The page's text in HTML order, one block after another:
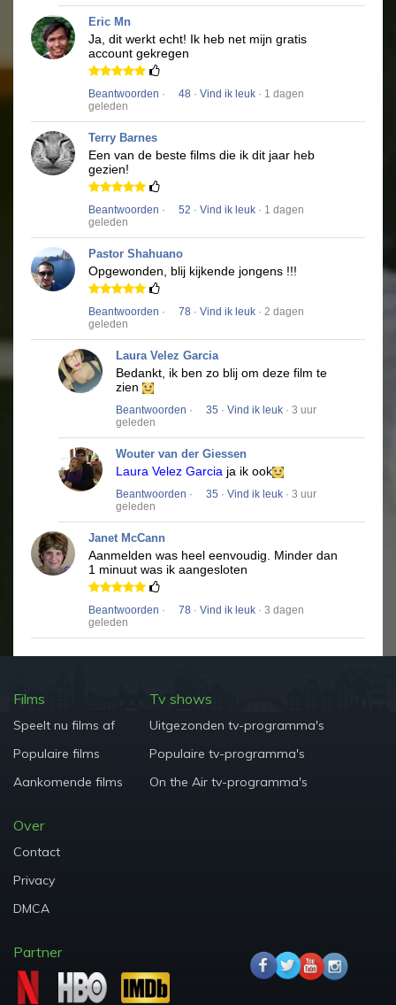
Eric Mn
Ja, dit werkt echt! Ik heb net mijn gratis
account gekregen
Beantwoorden · 48 · Vind ik leuk · 1 dagen
geleden
Terry Barnes
Een van de beste films die ik dit jaar heb
gezien!
Beantwoorden · 52 · Vind ik leuk · 1 dagen
geleden
Pastor Shahuano
Opgewonden, blij kijkende jongens !!!
Beantwoorden · 78 · Vind ik leuk · 2 dagen
geleden
Laura Velez Garcia
Bedankt, ik ben zo blij om deze film te
zien
Beantwoorden · 35 · Vind ik leuk · 3 uur
geleden
Wouter van der Giessen
Laura Velez Garcia ja ik ook
Beantwoorden · 35 · Vind ik leuk · 3 uur
geleden
Janet McCann
Aanmelden was heel eenvoudig. Minder dan
1 minuut was ik aangesloten
Beantwoorden · 78 · Vind ik leuk · 3 dagen
geleden
Films
Speelt nu films af
Populaire films
Aankomende films
Tv shows
Uitgezonden tv-programma's
Populaire tv-programma's
On the Air tv-programma's
Over
Contact
Privacy
DMCA
Partner